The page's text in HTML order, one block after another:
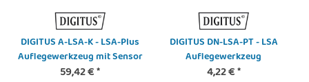
DIGITUS A-LSA-K - LSA-Plus
Auflegewerkzeug mit Sensor
59,42 €*
DIGITUS DN-LSA-PT - LSA
Auflegewerkzeug
4,22 €*